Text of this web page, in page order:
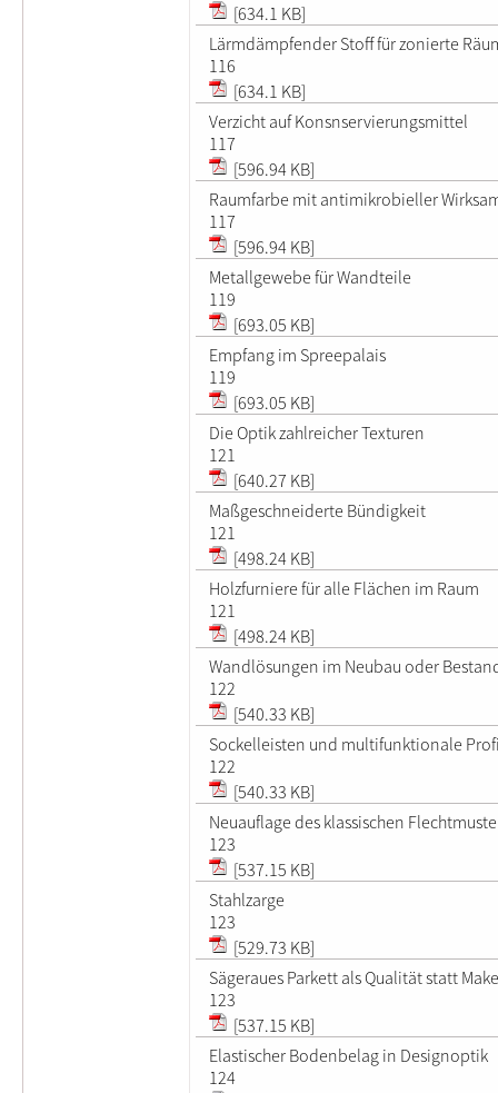
[634.1 KB]
Lärmdämpfender Stoff für zonierte
116
[634.1 KB]
Verzicht auf Konsnservierungsmittel
117
[596.94 KB]
Raumfarbe mit antimikrobieller
117
[596.94 KB]
Metallgewebe für Wandteile
119
[693.05 KB]
Empfang im Spreepalais
119
[693.05 KB]
Die Optik zahlreicher Texturen
121
[640.27 KB]
Maßgeschneiderte Bündigkeit
121
[498.24 KB]
Holzfurniere für alle Flächen im Raum
121
[498.24 KB]
Wandlösungen im Neubau oder
122
[540.33 KB]
Sockelleisten und multifunktionale
122
[540.33 KB]
Neuauflage des klassischen
123
[537.15 KB]
Stahlzarge
123
[529.73 KB]
Sägeraues Parkett als Qualität statt
123
[537.15 KB]
Elastischer Bodenbelag in Designoptik
124